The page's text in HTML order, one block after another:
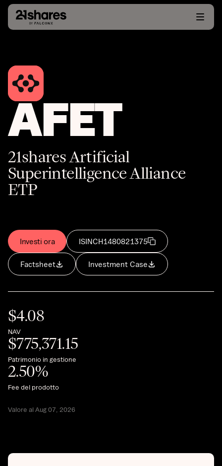
AFET
21shares Artificial
Superintelligence Alliance
ETP
Investi ora ISINCH1480821375
Factsheet Investment Case
$4.08
NAV
$775,371.15
Patrimonio in gestione
2.50%
Fee del prodotto
Valore al Aug 07, 2026